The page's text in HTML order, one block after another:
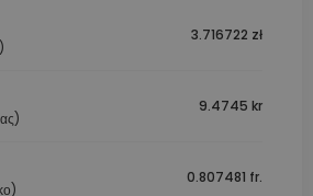
3.716722 zł
9.4745 kr
0.807481 fr.